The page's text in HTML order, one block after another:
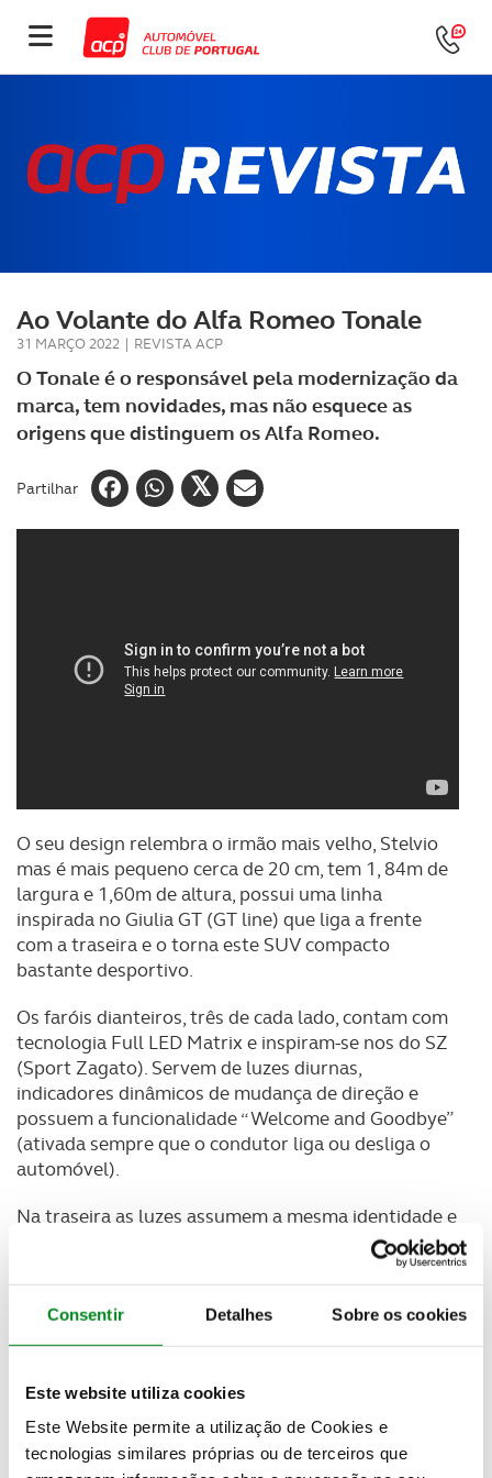
Consentir Detalhes Sobre os cookies
Este website utiliza cookies
Este Website permite a utilização de Cookies e
tecnologias similares próprias ou de terceiros que
Ao Volante do Alfa Romeo Tonale
31 MARÇO 2022 | REVISTA ACP
O Tonale é o responsável pela modernização da
marca, tem novidades, mas não esquece as
origens que distinguem os Alfa Romeo.
Partilhar
O seu design relembra o irmão mais velho, Stelvio
mas é mais pequeno cerca de 20 cm, tem 1, 84m de
largura e 1,60m de altura, possui uma linha
inspirada no Giulia GT (GT line) que liga a frente
com a traseira e o torna este SUV compacto
bastante desportivo.
Os faróis dianteiros, três de cada lado, contam com
tecnologia Full LED Matrix e inspiram-se nos do SZ
(Sport Zagato). Servem de luzes diurnas,
indicadores dinâmicos de mudança de direção e
possuem a funcionalidade “Welcome and Goodbye”
(ativada sempre que o condutor liga ou desliga o
automóvel).
Na traseira as luzes assumem a mesma identidade e
envolvem totalmente o SUV. O óculo é inspirado no
8C, tal como o design das jantes com o estilo “disco
de telefone” que nos relembram modelos antigos
da marca italiana.
desporto automóvel, estando tudo direcionado
para o condutor. Os bancos são desportivos, mas
confortáveis tanto na frente como na traseira e os
materiais utilizados são de elevada qualidade e bem